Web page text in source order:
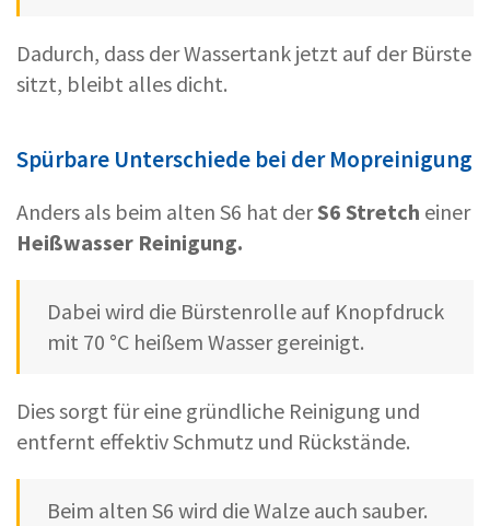
Dadurch, dass der Wassertank jetzt auf der Bürste
sitzt, bleibt alles dicht.
Spürbare Unterschiede bei der Mopreinigung
Anders als beim alten S6 hat derS6 Stretch einer
Heißwasser Reinigung.
Dabei wird die Bürstenrolle auf Knopfdruck
mit 70 °C heißem Wasser gereinigt.
Dies sorgt für eine gründliche Reinigung und
entfernt effektiv Schmutz und Rückstände.
Beim alten S6 wird die Walze auch sauber.